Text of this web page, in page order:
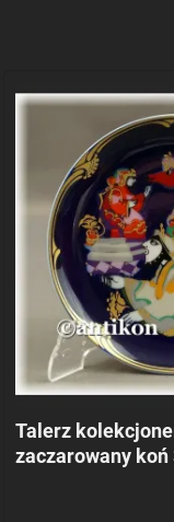
Talerz
zaczarowany koń